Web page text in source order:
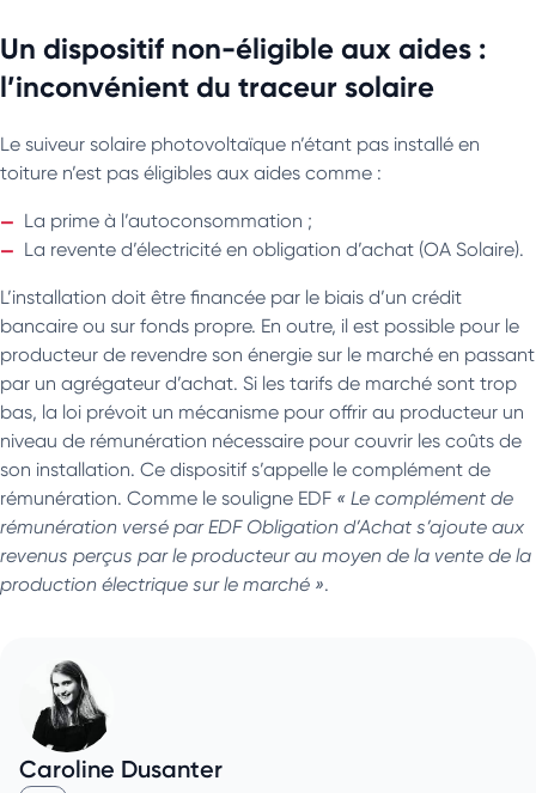
Un dispositif non-éligible aux aides :
l’inconvénient du traceur solaire
Le suiveur solaire photovoltaïque n’étant pas installé en
toiture n’est pas éligibles aux aides comme :
La prime à l’autoconsommation ;
La revente d’électricité en obligation d’achat (OA Solaire).
L’installation doit être financée par le biais d’un crédit
bancaire ou sur fonds propre. En outre, il est possible pour le
producteur de revendre son énergie sur le marché en passant
par un agrégateur d’achat. Si les tarifs de marché sont trop
bas, la loi prévoit un mécanisme pour offrir au producteur un
niveau de rémunération nécessaire pour couvrir les coûts de
son installation. Ce dispositif s’appelle le complément de
rémunération. Comme le souligne EDF « Le complément de
rémunération versé par EDF Obligation d’Achat s’ajoute aux
revenus perçus par le producteur au moyen de la vente de la
production électrique sur le marché ».
Caroline Dusanter